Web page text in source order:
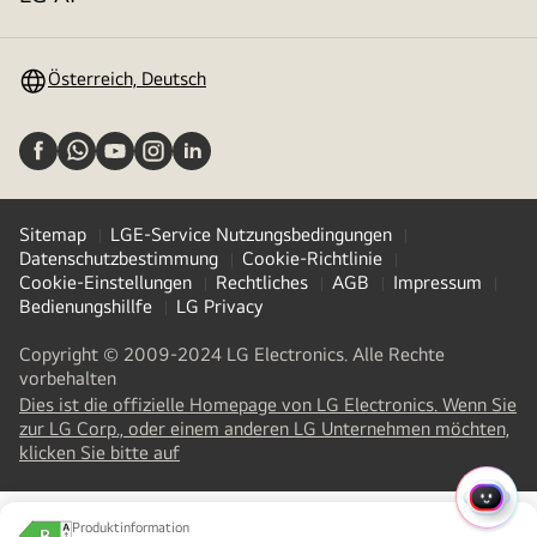
Produktinformation
Österreich, Deutsch
Sitemap
LGE-Service Nutzungsbedingungen
Datenschutzbestimmung
Cookie-Richtlinie
Cookie-Einstellungen
Rechtliches AGB
Impressum
Bedienungshillfe
LG Privacy
Copyright © 2009-2024 LG Electronics. Alle Rechte
vorbehalten
Dies ist die offizielle Homepage von LG Electronics. Wenn Sie
zur LG Corp., oder einem anderen LG Unternehmen möchten,
klicken Sie bitte auf(
a
new
LG Jeong-Do Management Ethics Hotline